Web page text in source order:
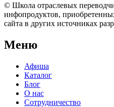
© Школа отраслевых
инфопродуктов,
сайта в других источниках
Меню
Афиша
Каталог
Блог
О нас
Сотрудничество